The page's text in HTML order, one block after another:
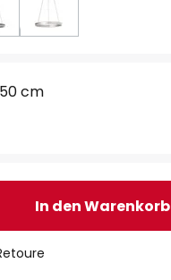
50 cm
In den Warenkorb